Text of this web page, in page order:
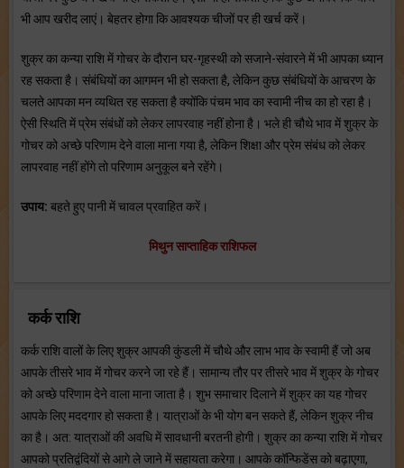
भी आप खरीद लाएं। बेहतर होगा कि आवश्यक चीजों पर ही खर्च करें।
शुक्र का कन्या राशि में गोचर के दौरान घर-गृहस्थी को सजाने-संवारने में भी आपका ध्यान
रह सकता है। संबंधियों का आगमन भी हो सकता है, लेकिन कुछ संबंधियों के आचरण के
चलते आपका मन व्यथित रह सकता है क्योंकि पंचम भाव का स्वामी नीच का हो रहा है।
ऐसी स्थिति में प्रेम संबंधों को लेकर लापरवाह नहीं होना है। भले ही चौथे भाव में शुक्र के
गोचर को अच्छे परिणाम देने वाला माना गया है, लेकिन शिक्षा और प्रेम संबंध को लेकर
लापरवाह नहीं होंगे तो परिणाम अनुकूल बने रहेंगे।
उपाय: बहते हुए पानी में चावल प्रवाहित करें।
मिथुन साप्ताहिक राशिफल
कर्क राशि
कर्क राशि वालों के लिए शुक्र आपकी कुंडली में चौथे और लाभ भाव के स्वामी हैं जो अब
आपके तीसरे भाव में गोचर करने जा रहे हैं। सामान्य तौर पर तीसरे भाव में शुक्र के गोचर
को अच्छे परिणाम देने वाला माना जाता है। शुभ समाचार दिलाने में शुक्र का यह गोचर
आपके लिए मददगार हो सकता है। यात्राओं के भी योग बन सकते हैं, लेकिन शुक्र नीच
का है। अत: यात्राओं की अवधि में सावधानी बरतनी होगी। शुक्र का कन्या राशि में गोचर
आपको प्रतिद्वंदियों से आगे ले जाने में सहायता करेगा। आपके कॉन्फिडेंस को बढ़ाएगा,